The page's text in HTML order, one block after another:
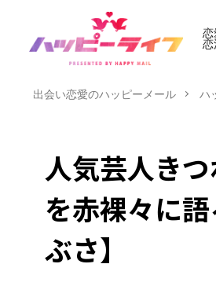
恋
恋
出会い恋愛のハッピーメール ハ
人気芸人き
を赤裸々に
ぶさ】